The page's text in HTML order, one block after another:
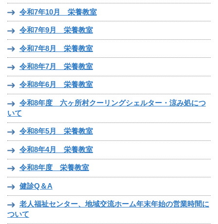
令和7年10月 栄養教室
令和7年9月 栄養教室
令和7年8月 栄養教室
令和8年7月 栄養教室
令和8年6月 栄養教室
令和8年度 六ヶ所村クーリングシェルター・涼み処につ
いて
令和8年5月 栄養教室
令和8年4月 栄養教室
令和8年度 栄養教室
健診Q＆A
老人福祉センター、地域交流ホーム年末年始の営業時間に
ついて